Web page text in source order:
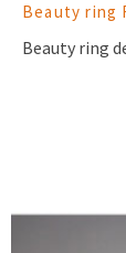
Beauty ring
Beauty ring